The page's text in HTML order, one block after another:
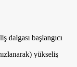
dalgası başlangıcı
yükseliş